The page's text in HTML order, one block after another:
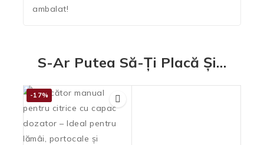
ambalat!
S-Ar Putea Să-Ți Placă Și…
-17%